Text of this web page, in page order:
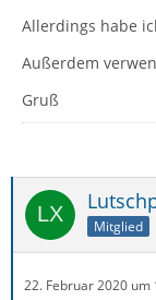
Allerdings habe
Außerdem
Gruß
Mitglied
22. Februar 2020 um